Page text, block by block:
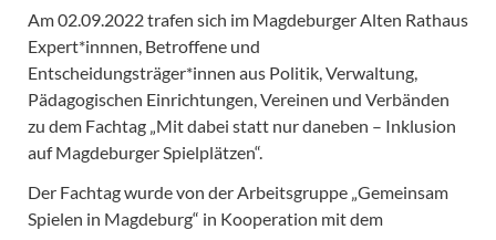
Am 02.09.2022 trafen sich im Magdeburger Alten Rathaus
Expert*innnen, Betroffene und
Entscheidungsträger*innen aus Politik, Verwaltung,
Pädagogischen Einrichtungen, Vereinen und Verbänden
zu dem Fachtag „Mit dabei statt nur daneben – Inklusion
auf Magdeburger Spielplätzen“.
Der Fachtag wurde von der Arbeitsgruppe „Gemeinsam
Spielen in Magdeburg“ in Kooperation mit dem